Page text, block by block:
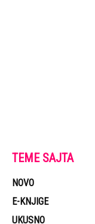
TEME SAJTA
NOVO
E-KNJIGE
UKUSNO